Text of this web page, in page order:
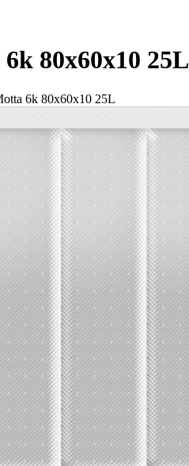
80x60x10 25L
6k 80x60x10 25L